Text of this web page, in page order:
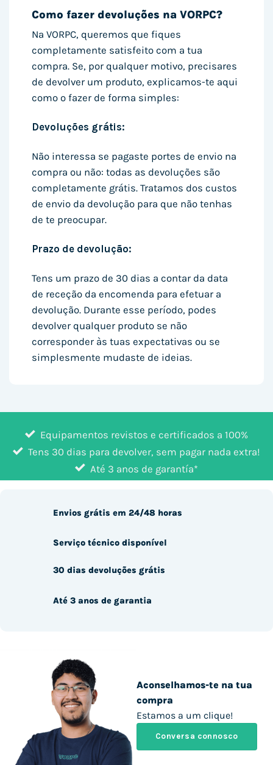
Como fazer devoluções na VORPC?
Na VORPC, queremos que fiques
completamente satisfeito com a tua
compra. Se, por qualquer motivo, precisares
de devolver um produto, explicamos-te aqui
como o fazer de forma simples:
Devoluções grátis:
Não interessa se pagaste portes de envio na
compra ou não: todas as devoluções são
completamente grátis. Tratamos dos custos
de envio da devolução para que não tenhas
de te preocupar.
Prazo de devolução:
Tens um prazo de 30 dias a contar da data
de receção da encomenda para efetuar a
devolução. Durante esse período, podes
devolver qualquer produto se não
corresponder às tuas expectativas ou se
simplesmente mudaste de ideias.
Equipamentos revistos e certificados a 100%
Tens 30 dias para devolver, sem pagar nada extra!
Até 3 anos de garantía*
Aconselhamos-te na tua
compra
Estamos a um clique!
Conversa connosco
Envios grátis em 24/48 horas
Serviço técnico disponível
30 dias devoluções grátis
Até 3 anos de garantia